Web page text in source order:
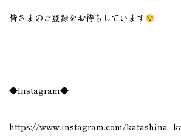
皆さまのご登録をお待ちしています
◆Instagram◆
https://www.instagram.com/